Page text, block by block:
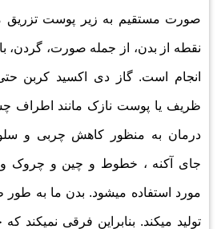
صورت مستقیم به زیر پوست تزریق
نقطه از بدن، از جمله صورت، گردن،
انجام است. گاز دی اکسید کربن
ظریف یا پوست نازک مانند اطراف
درمان به منظور کاهش چربی و
جای آکنه ، خطوط و چین و چروک
مورد استفاده میشود. بدن ما به
تولید میکند. بنابراین فرقی نمیکند